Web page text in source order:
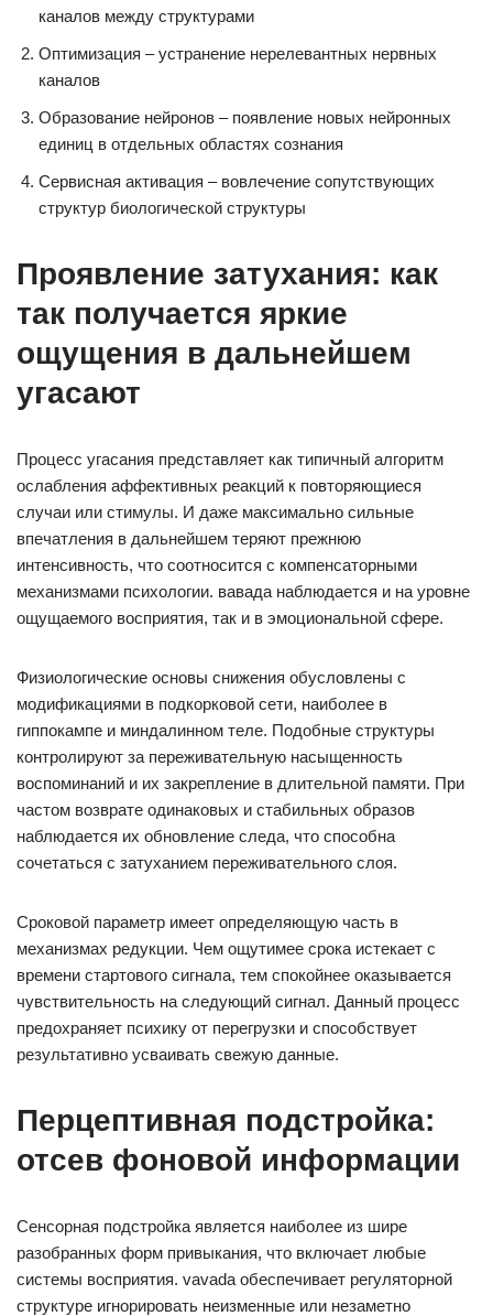
каналов между структурами
Оптимизация – устранение нерелевантных нервных
каналов
Образование нейронов – появление новых нейронных
единиц в отдельных областях сознания
Сервисная активация – вовлечение сопутствующих
структур биологической структуры
Проявление затухания: как
так получается яркие
ощущения в дальнейшем
угасают
Процесс угасания представляет как типичный алгоритм
ослабления аффективных реакций к повторяющиеся
случаи или стимулы. И даже максимально сильные
впечатления в дальнейшем теряют прежнюю
интенсивность, что соотносится с компенсаторными
механизмами психологии. вавада наблюдается и на уровне
ощущаемого восприятия, так и в эмоциональной сфере.
Физиологические основы снижения обусловлены с
модификациями в подкорковой сети, наиболее в
гиппокампе и миндалинном теле. Подобные структуры
контролируют за переживательную насыщенность
воспоминаний и их закрепление в длительной памяти. При
частом возврате одинаковых и стабильных образов
наблюдается их обновление следа, что способна
сочетаться с затуханием переживательного слоя.
Сроковой параметр имеет определяющую часть в
механизмах редукции. Чем ощутимее срока истекает с
времени стартового сигнала, тем спокойнее оказывается
чувствительность на следующий сигнал. Данный процесс
предохраняет психику от перегрузки и способствует
результативно усваивать свежую данные.
Перцептивная подстройка:
отсев фоновой информации
Сенсорная подстройка является наиболее из шире
разобранных форм привыкания, что включает любые
системы восприятия. vavada обеспечивает регуляторной
структуре игнорировать неизменные или незаметно